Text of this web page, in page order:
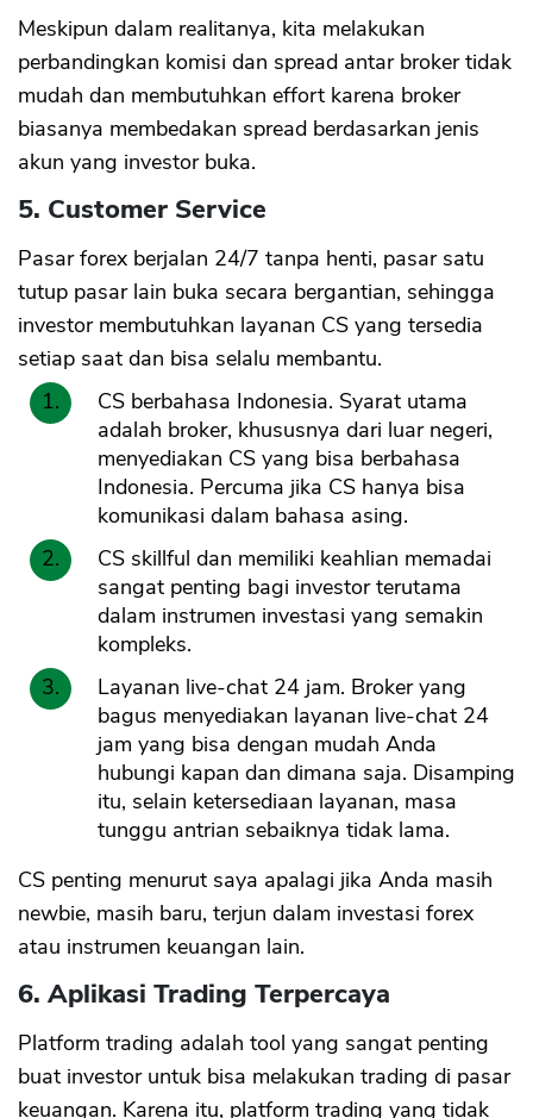
Meskipun dalam realitanya, kita melakukan
perbandingkan komisi dan spread antar broker tidak
mudah dan membutuhkan effort karena broker
biasanya membedakan spread berdasarkan jenis
akun yang investor buka.
5. Customer Service
Pasar forex berjalan 24/7 tanpa henti, pasar satu
tutup pasar lain buka secara bergantian, sehingga
investor membutuhkan layanan CS yang tersedia
setiap saat dan bisa selalu membantu.
CS berbahasa Indonesia. Syarat utama
adalah broker, khususnya dari luar negeri,
menyediakan CS yang bisa berbahasa
Indonesia. Percuma jika CS hanya bisa
komunikasi dalam bahasa asing.
CS skillful dan memiliki keahlian memadai
sangat penting bagi investor terutama
dalam instrumen investasi yang semakin
kompleks.
Layanan live-chat 24 jam. Broker yang
bagus menyediakan layanan live-chat 24
jam yang bisa dengan mudah Anda
hubungi kapan dan dimana saja. Disamping
itu, selain ketersediaan layanan, masa
tunggu antrian sebaiknya tidak lama.
CS penting menurut saya apalagi jika Anda masih
newbie, masih baru, terjun dalam investasi forex
atau instrumen keuangan lain.
6. Aplikasi Trading Terpercaya
Platform trading adalah tool yang sangat penting
buat investor untuk bisa melakukan trading di pasar
keuangan. Karena itu, platform trading yang tidak